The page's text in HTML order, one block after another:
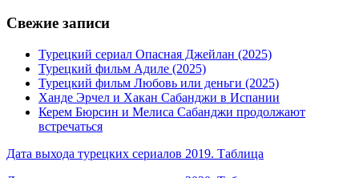
Свежие записи
Турецкий сериал Опасная Джейлан (2025)
Турецкий фильм Адиле (2025)
Турецкий фильм Любовь или деньги (2025)
Ханде Эрчел и Хакан Сабанджи в Испании
Керем Бюрсин и Мелиса Сабанджи продолжают
встречаться
Дата выхода турецких сериалов 2019. Таблица